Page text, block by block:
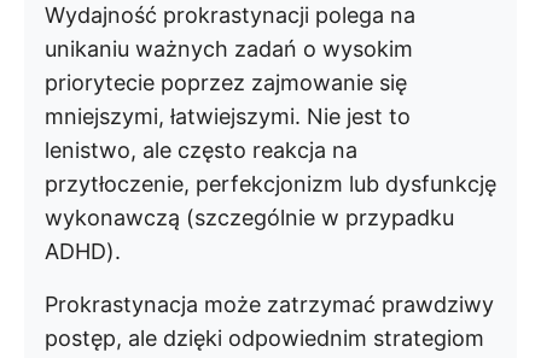
Wydajność prokrastynacji polega na
unikaniu ważnych zadań o wysokim
priorytecie poprzez zajmowanie się
mniejszymi, łatwiejszymi. Nie jest to
lenistwo, ale często reakcja na
przytłoczenie, perfekcjonizm lub dysfunkcję
wykonawczą (szczególnie w przypadku
ADHD).
Prokrastynacja może zatrzymać prawdziwy
postęp, ale dzięki odpowiednim strategiom